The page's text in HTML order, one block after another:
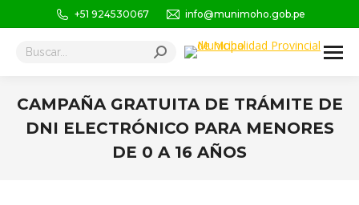
+51 924530067 info@munimoho.gob.pe
Buscar:
CAMPAÑA GRATUITA DE TRÁMITE DE
DNI ELECTRÓNICO PARA MENORES
DE 0 A 16 AÑOS